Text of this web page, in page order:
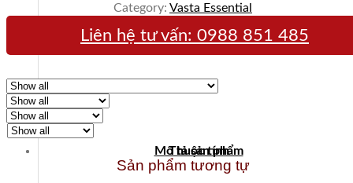
Category: Vasta Essential
Liên hệ tư vấn: 0988 851 485
Mô tả sản phẩm
Thuộc tính
Sản phẩm tương tự